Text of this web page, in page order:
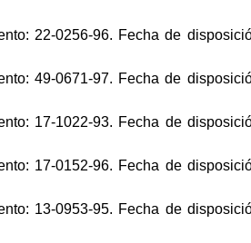
22-0256-96. Fecha de
49-0671-97. Fecha de
17-1022-93. Fecha de
17-0152-96. Fecha de
13-0953-95. Fecha de